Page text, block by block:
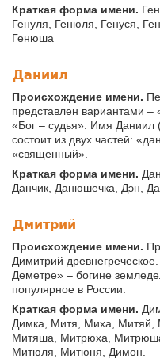
Краткая форма имени.
Генуля, Генюля, Генуся,
Генюша
Даниил
Происхождение имени.
представлен вариантами –
«Бог – судья». Имя Даниил
состоит из двух частей:
«священный».
Краткая форма имени.
Данчик, Данюшечка, Дэн,
Дмитрий
Происхождение имени.
Димитрий
Деметре» – богине
популярное в России.
Краткая форма имени.
Димка, Митя, Миха,
Митяша, Митрюха,
Митюля, Митюня, Димон.